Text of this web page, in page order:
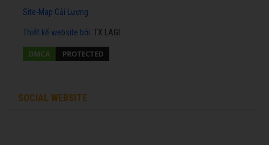
Site-Map Cải Lương
Thiết kế website bởi: TX LAGI
SOCIAL WEBSITE